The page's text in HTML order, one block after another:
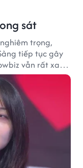
sát
trọng,
tiếp tục gây
vẫn rất xa